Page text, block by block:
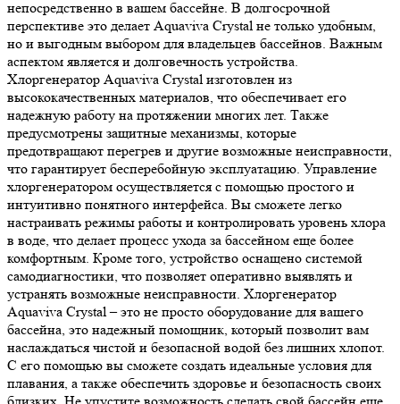
непосредственно в вашем бассейне. В долгосрочной
перспективе это делает Aquaviva Crystal не только удобным,
но и выгодным выбором для владельцев бассейнов. Важным
аспектом является и долговечность устройства.
Хлоргенератор Aquaviva Crystal изготовлен из
высококачественных материалов, что обеспечивает его
надежную работу на протяжении многих лет. Также
предусмотрены защитные механизмы, которые
предотвращают перегрев и другие возможные неисправности,
что гарантирует бесперебойную эксплуатацию. Управление
хлоргенератором осуществляется с помощью простого и
интуитивно понятного интерфейса. Вы сможете легко
настраивать режимы работы и контролировать уровень хлора
в воде, что делает процесс ухода за бассейном еще более
комфортным. Кроме того, устройство оснащено системой
самодиагностики, что позволяет оперативно выявлять и
устранять возможные неисправности. Хлоргенератор
Aquaviva Crystal – это не просто оборудование для вашего
бассейна, это надежный помощник, который позволит вам
наслаждаться чистой и безопасной водой без лишних хлопот.
С его помощью вы сможете создать идеальные условия для
плавания, а также обеспечить здоровье и безопасность своих